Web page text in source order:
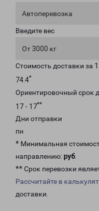
Автоперевозка
Введите вес
От 3000 кг
Стоимость доставки за
74.4*
Ориентировочный срок
17 - 17**
Дни отправки
пн
* Минимальная
направлению: руб.
** Срок перевозки
Рассчитайте в
доставки.